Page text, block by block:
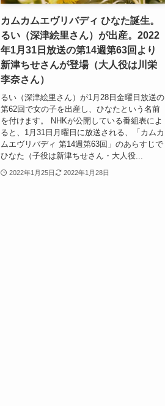
カムカムエヴリバディ ひなた誕生。
るい（深津絵里さん）が出産。2022
年1月31日放送の第14週第63回より
新津ちせさんが登場（大人役は川栄
李奈さん）
るい（深津絵里さん）が1月28日金曜日放送の
第62回で女の子を出産し、ひなたという名前
を付けます。 NHKが公開している番組表によ
ると、1月31日月曜日に放送される、「カムカ
ムエヴリバディ 第14週第63回」のあらすじで
ひなた（子役は新津ちせさん・大人役...
2022年1月25日 2022年1月28日